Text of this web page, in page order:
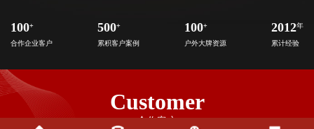
100+
合作企业客户
500+
累积客户案例
100+
户外大牌资源
2012年
累计经验
Customer
合作客户